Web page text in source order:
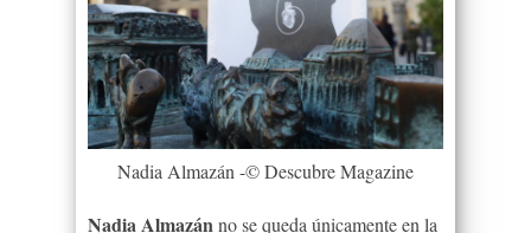
Nadia Almazán -© Descubre Magazine
Nadia Almazánno se queda únicamente en la